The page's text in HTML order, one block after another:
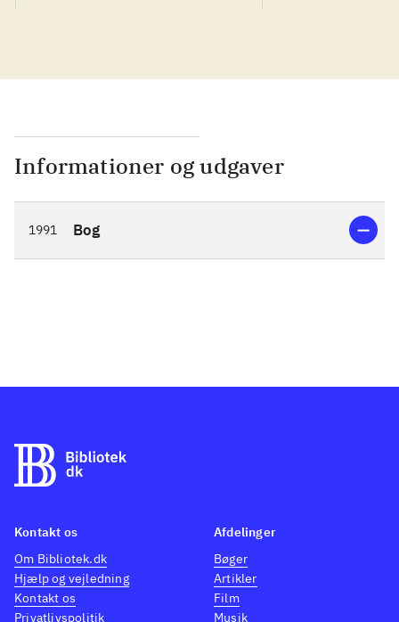
Informationer og udgaver
1991 Bog
Kontakt os
Om Bibliotek.dk
Hjælp og vejledning
Kontakt os
Privatlivspolitik
Afdelinger
Bøger
Artikler
Film
Musik